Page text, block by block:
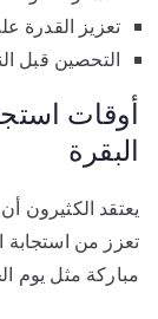
تعزيز القدرة
التحصين قبل
أوقات
البقرة
يعتقد الكثيرون
تعزز من استجابة
مباركة مثل يوم